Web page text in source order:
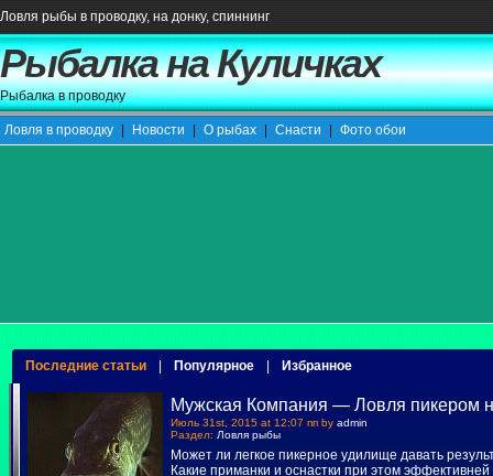
Ловля рыбы в проводку, на донку, спиннинг
Рыбалка на Куличках
Рыбалка в проводку
Ловля в проводку Новости О рыбах Снасти Фото обои
Последние статьи Популярное Избранное
Мужская Компания — Ловля пикером
Июль 31st, 2015 at 12:07 пп by admin
Раздел: Ловля рыбы
Может ли легкое пикерное удилище давать
Какие приманки и оснастки при этом эффективней